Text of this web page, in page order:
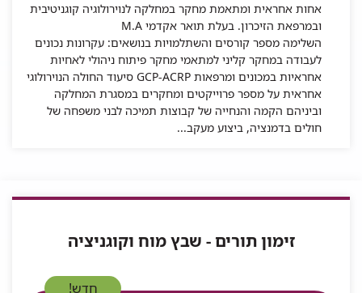
אחות אחראית ומתאמת מחקר במחלקה לנוירולוגיה קוגניטיבית
ובמרפאת הזיכרון. בעלת תואר אקדמי M.A
השלימה מספר קורסים והשתלמויות בנושאים: עקרונות נכונים
לעבודה במחקר קליני למתאמי מחקר פיתוח ניהולי לאחיות
אחראיות במכונים ומרפאות GCP-ACRP סיעוד החולה הנוירולוגי
אחראית על מספר פרוייקטים ומחקרים במסגרת המחלקה
וביניהם הקמה והנחייה של קבוצות תמיכה לבני משפחה של
חולים בדמנציה, ביצוע מעקב...
זימון תורים - שבץ מוח וקוגניציה
חדש!